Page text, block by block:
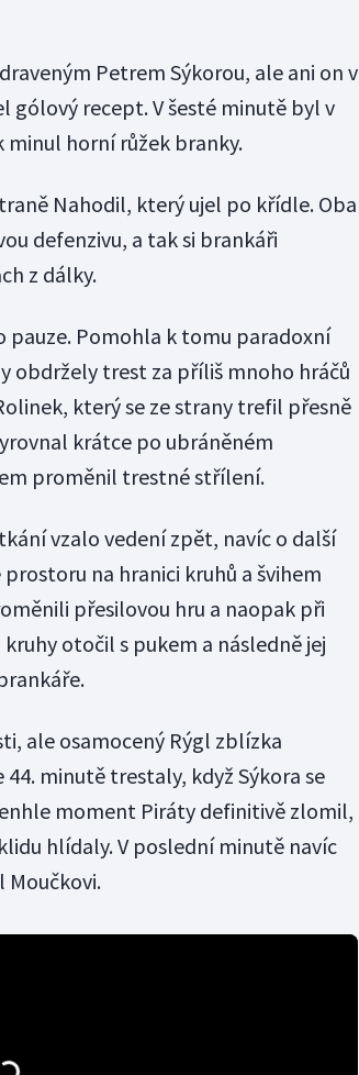
Petrem Sýkorou, ale ani on v
recept. V šesté minutě byl v
minul horní růžek branky.
Nahodil, který ujel po křídle. Oba
defenzivu, a tak si brankáři
z dálky.
pauze. Pomohla k tomu paradoxní
obdržely trest za příliš mnoho hráčů
který se ze strany trefil přesně
krátce po ubráněném
proměnil trestné střílení.
vzalo vedení zpět, navíc o další
na hranici kruhů a švihem
přesilovou hru a naopak při
otočil s pukem a následně jej
ale osamocený Rýgl zblízka
minutě trestaly, když Sýkora se
moment Piráty definitivě zlomil,
hlídaly. V poslední minutě navíc
Moučkovi.